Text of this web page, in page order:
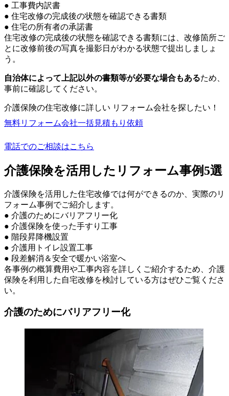
● 工事費内訳書
● 住宅改修の完成後の状態を確認できる書類
● 住宅の所有者の承諾書
住宅改修の完成後の状態を確認できる書類には、改修箇所ご
とに改修前後の写真を撮影日がわかる状態で提出しましょ
う。
自治体によって上記以外の書類等が必要な場合もあるため、
事前に確認してください。
介護保険の住宅改修に詳しい リフォーム会社を探したい！
無料リフォーム会社一括見積もり依頼
電話でのご相談はこちら
介護保険を活用したリフォーム事例5選
介護保険を活用した住宅改修では何ができるのか、実際のリ
フォーム事例でご紹介します。
● 介護のためにバリアフリー化
● 介護保険を使った手すり工事
● 階段昇降機設置
● 介護用トイレ設置工事
● 段差解消＆安全で暖かい浴室へ
各事例の概算費用や工事内容を詳しくご紹介するため、介護
保険を利用した自宅改修を検討している方はぜひご覧くださ
い。
介護のためにバリアフリー化